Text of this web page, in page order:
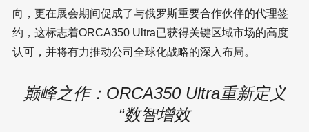
向，更在展会期间促成了与俄罗斯重要合作伙伴的代理签
约，这标志着ORCA350 Ultra已获得关键区域市场的高度
认可，并将有力推动公司全球化战略的深入布局。
巅峰之作：ORCA350 Ultra重新定义
“数智增效